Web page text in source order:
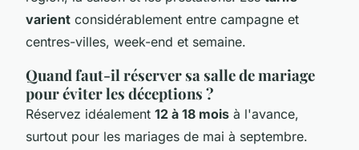
varient considérablement entre campagne et
centres-villes, week-end et semaine.
Quand faut-il réserver sa salle de mariage
pour éviter les déceptions ?
Réservez idéalement 12 à 18 mois à l'avance,
surtout pour les mariages de mai à septembre.